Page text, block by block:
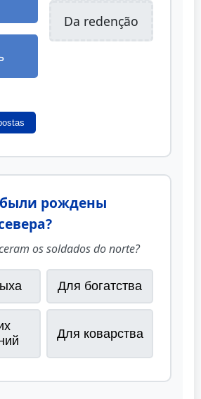
Da redenção
рождены
os soldados do norte?
Для богатства
Для коварства